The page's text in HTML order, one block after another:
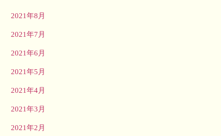
2021年8月
2021年7月
2021年6月
2021年5月
2021年4月
2021年3月
2021年2月